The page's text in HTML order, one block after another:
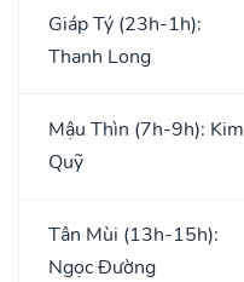
Giáp Tý (23h-1h):
Thanh Long
Mậu Thìn (7h-9h): Kim
Quỹ
Tân Mùi (13h-15h):
Ngọc Đường